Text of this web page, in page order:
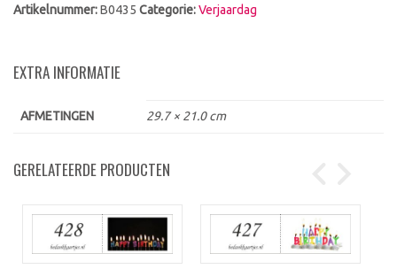
Artikelnummer:B0435 Categorie:Verjaardag
EXTRA INFORMATIE
AFMETINGEN 29.7 × 21.0 cm
GERELATEERDE PRODUCTEN